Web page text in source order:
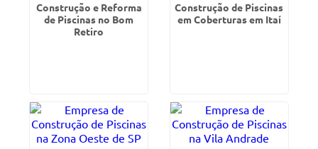
Construção e Reforma
de Piscinas no Bom
Retiro
Construção de Piscinas
em Coberturas em Itaí